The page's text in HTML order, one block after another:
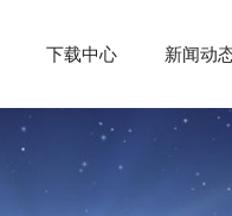
下载中心 新闻动